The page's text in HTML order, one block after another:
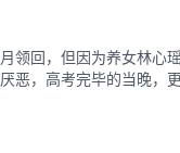
领回，但因为养女林心
恶，高考完毕的当晚，
母和三个哥哥联手送入
教所。面对三位哥哥施